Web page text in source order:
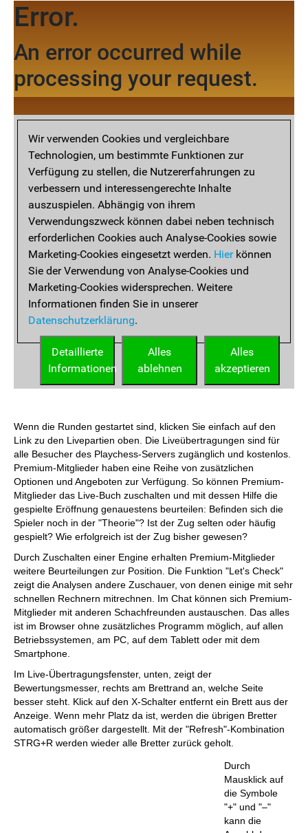
Wenn die Runden gestartet sind, klicken Sie einfach auf den
Link zu den Livepartien oben. Die Liveübertragungen sind für
alle Besucher des Playchess-Servers zugänglich und kostenlos.
Premium-Mitglieder haben eine Reihe von zusätzlichen
Optionen und Angeboten zur Verfügung. So können Premium-
Mitglieder das Live-Buch zuschalten und mit dessen Hilfe die
gespielte Eröffnung genauestens beurteilen: Befinden sich die
Spieler noch in der "Theorie"? Ist der Zug selten oder häufig
gespielt? Wie erfolgreich ist der Zug bisher gewesen?
Durch Zuschalten einer Engine erhalten Premium-Mitglieder
weitere Beurteilungen zur Position. Die Funktion "Let's Check"
zeigt die Analysen andere Zuschauer, von denen einige mit sehr
schnellen Rechnern mitrechnen. Im Chat können sich Premium-
Mitglieder mit anderen Schachfreunden austauschen. Das alles
ist im Browser ohne zusätzliches Programm möglich, auf allen
Betriebssystemen, am PC, auf dem Tablett oder mit dem
Smartphone.
Im Live-Übertragungsfenster, unten, zeigt der
Bewertungsmesser, rechts am Brettrand an, welche Seite
besser steht. Klick auf den X-Schalter entfernt ein Brett aus der
Anzeige. Wenn mehr Platz da ist, werden die übrigen Bretter
automatisch größer dargestellt. Mit der "Refresh"-Kombination
STRG+R werden wieder alle Bretter zurück geholt.
Durch
Mausklick auf
die Symbole
"+" und "–"
kann die